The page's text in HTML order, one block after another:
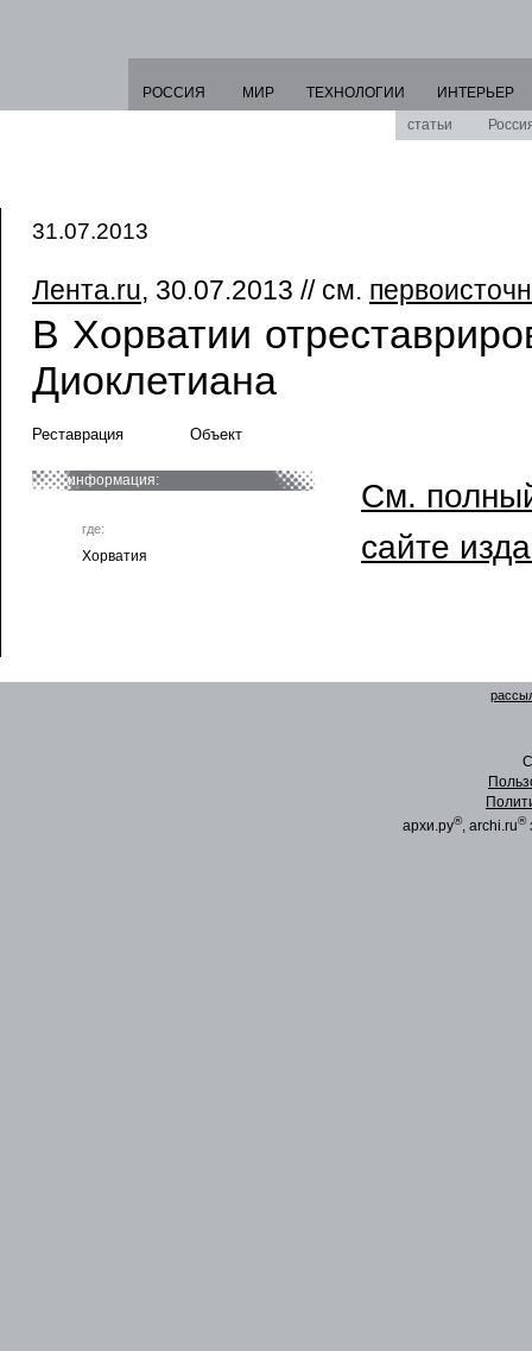
РОССИЯ МИР ТЕХНОЛОГИИ
ИНТЕРЬЕР
статьи
31.07.2013
Лента.ru, 30.07.2013 // см.
В Хорватии
Диоклетиана
Реставрация Объект
информация:
где:
Хорватия
См.
сайте
архи.ру®, archi.ru®